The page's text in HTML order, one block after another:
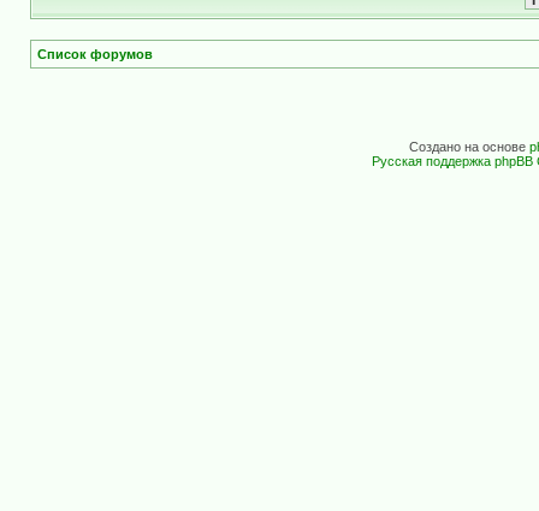
Список форумов
Создано на основе
Русская поддержка phpBB